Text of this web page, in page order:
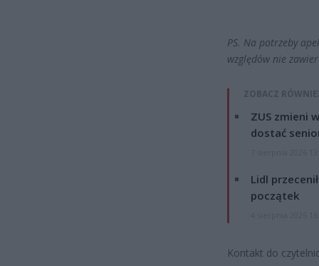
PS. Na potrzeby
względów nie
ZOBACZ
ZUS zmieni
dostać
Lidl
początek
Kontakt do